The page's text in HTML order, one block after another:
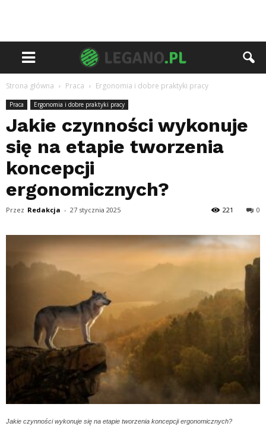
Strona główna Praca Ergonomia i dobre praktyki pracy
Praca Ergonomia i dobre praktyki pracy
Jakie czynności wykonuje
się na etapie tworzenia
koncepcji
ergonomicznych?
Przez Redakcja - 27 stycznia 2025 0
221
Jakie czynności wykonuje się na etapie tworzenia koncepcji ergonomicznych?